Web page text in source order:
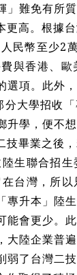
難免有所質
高。根據
民幣至少2
與香港、
項。此外
大學招收
學，便不想
技畢業之後
生聯合招
台灣，所
升本」陸
會更少。
陸企業普
了台灣二技